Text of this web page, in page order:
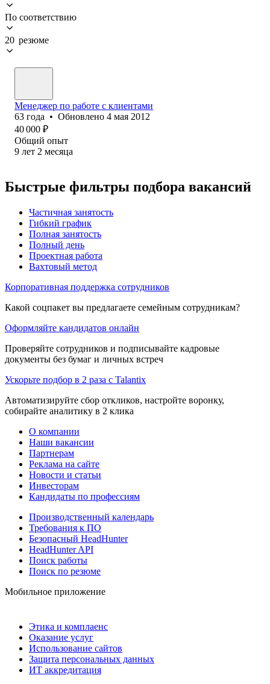
По соответствию
20 резюме
Менеджер по работе с клиентами
63 года • Обновлено 4 мая 2012
40 000 ₽
Общий опыт
9 лет 2 месяца
Быстрые фильтры подбора вакансий
Частичная занятость
Гибкий график
Полная занятость
Полный день
Проектная работа
Вахтовый метод
Корпоративная поддержка сотрудников
Какой соцпакет вы предлагаете семейным сотрудникам?
Оформляйте кандидатов онлайн
Проверяйте сотрудников и подписывайте кадровые
документы без бумаг и личных встреч
Ускорьте подбор в 2 раза с Talantix
Автоматизируйте сбор откликов, настройте воронку,
собирайте аналитику в 2 клика
О компании
Наши вакансии
Партнерам
Реклама на сайте
Новости и статьи
Инвесторам
Кандидаты по профессиям
Производственный календарь
Требования к ПО
Безопасный HeadHunter
HeadHunter API
Поиск работы
Поиск по резюме
Мобильное приложение
Этика и комплаенс
Оказание услуг
Использование сайтов
Защита персональных данных
ИТ аккредитация